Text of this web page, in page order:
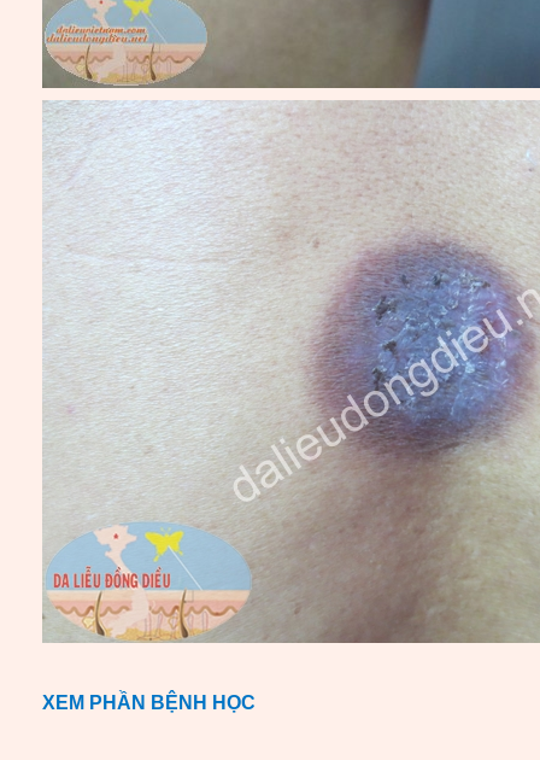
XEM PHẦN BỆNH HỌC